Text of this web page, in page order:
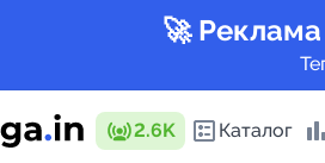
🚀
2.6K Каталог